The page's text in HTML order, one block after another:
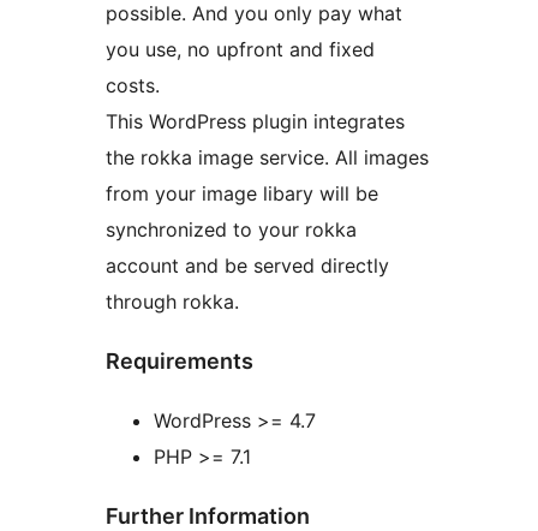
possible. And you only pay what
you use, no upfront and fixed
costs.
This WordPress plugin integrates
the rokka image service. All images
from your image libary will be
synchronized to your rokka
account and be served directly
through rokka.
Requirements
WordPress >= 4.7
PHP >= 7.1
Further Information